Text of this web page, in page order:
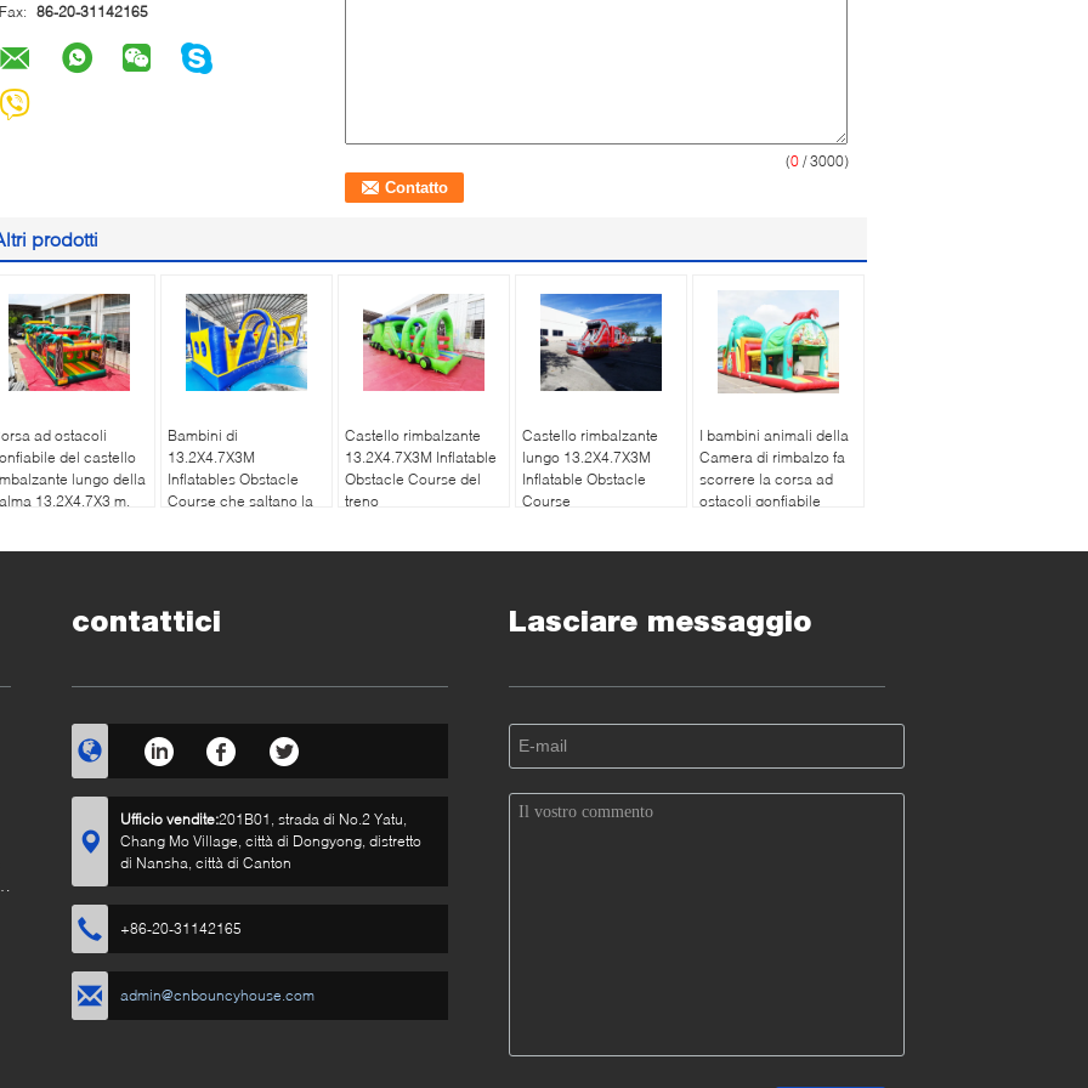
Fax: 86-20-31142165
(0 / 3000)
prodotti
ad ostacoli
del castello
lungo della
13.2X4.7X3 m.
Bambini di
13.2X4.7X3M
Inflatables Obstacle
Course che saltano la
Castello rimbalzante
13.2X4.7X3M Inflatable
Obstacle Course del
treno
Castello rimbalzante
lungo 13.2X4.7X3M
Inflatable Obstacle
Course
I bambini animali della
Camera di rimbalzo fa
scorrere la corsa ad
ostacoli gonfiabile
contattici
Ufficio vendite:201B01, strada di No.2 Yatu,
Chang Mo Village, città di Dongyong, distretto
di Nansha, città di Canton
+86-20-31142165
admin@cnbouncyhouse.com
Lasciare messaggio